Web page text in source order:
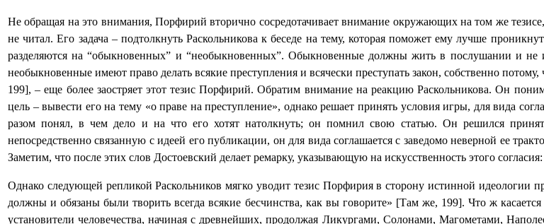
Не обращая на это внимания, Порфирий вторично сосредотачивает внимание окружающих на том же
не читал. Его задача – подтолкнуть Раскольникова к беседе на тему, которая поможет ему лучше
разделяются на “обыкновенных” и “необыкновенных”. Обыкновенные должны жить в послушании и не
необыкновенные имеют право делать всякие преступления и всячески преступать закон, собственно
199], – еще более заостряет этот тезис Порфирий. Обратим внимание на реакцию Раскольникова. Он
цель – вывести его на тему «о праве на преступление», однако решает принять условия игры, для вида
разом понял, в чем дело и на что его хотят натолкнуть; он помнил свою статью. Он решился
непосредственно связанную с идеей его публикации, он для вида соглашается с заведомо неверной ее
Заметим, что после этих слов Достоевский делает ремарку, указывающую на искусственность этого
Однако следующей репликой Раскольников мягко уводит тезис Порфирия в сторону истинной
должны и обязаны были творить всегда всякие бесчинства, как вы говорите» [Там же, 199]. Что ж
установители человечества, начиная с древнейших, продолжая Ликургами, Солонами, Магометами,